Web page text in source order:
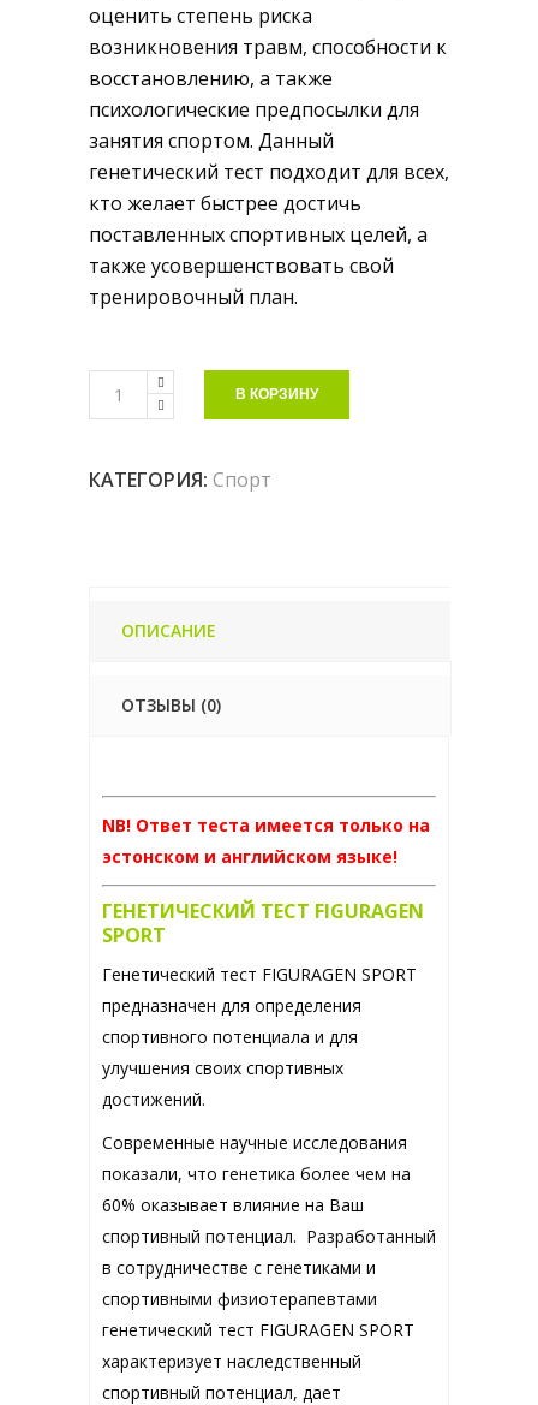
оценить степень риска
возникновения травм, способности к
восстановлению, а также
психологические предпосылки для
занятия спортом. Данный
генетический тест подходит для всех,
кто желает быстрее достичь
поставленных спортивных целей, а
также усовершенствовать свой
тренировочный план.
В КОРЗИНУ
КАТЕГОРИЯ: Спорт
ОПИСАНИЕ
ОТЗЫВЫ (0)
NB! Ответ теста имеется только на
эстонском и английском языке!
ГЕНЕТИЧЕСКИЙ ТЕСТ FIGURAGEN
SPORT
Генетический тест FIGURAGEN SPORT
предназначен для определения
спортивного потенциала и для
улучшения своих спортивных
достижений.
Современные научные исследования
показали, что генетика более чем на
60% оказывает влияние на Ваш
спортивный потенциал. Разработанный
в сотрудничестве с генетиками и
спортивными физиотерапевтами
генетический тест FIGURAGEN SPORT
характеризует наследственный
спортивный потенциал, дает